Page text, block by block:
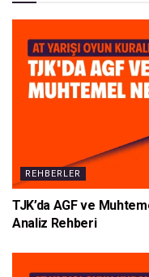
REHBERLER
TJK’da AGF ve
Analiz Rehberi